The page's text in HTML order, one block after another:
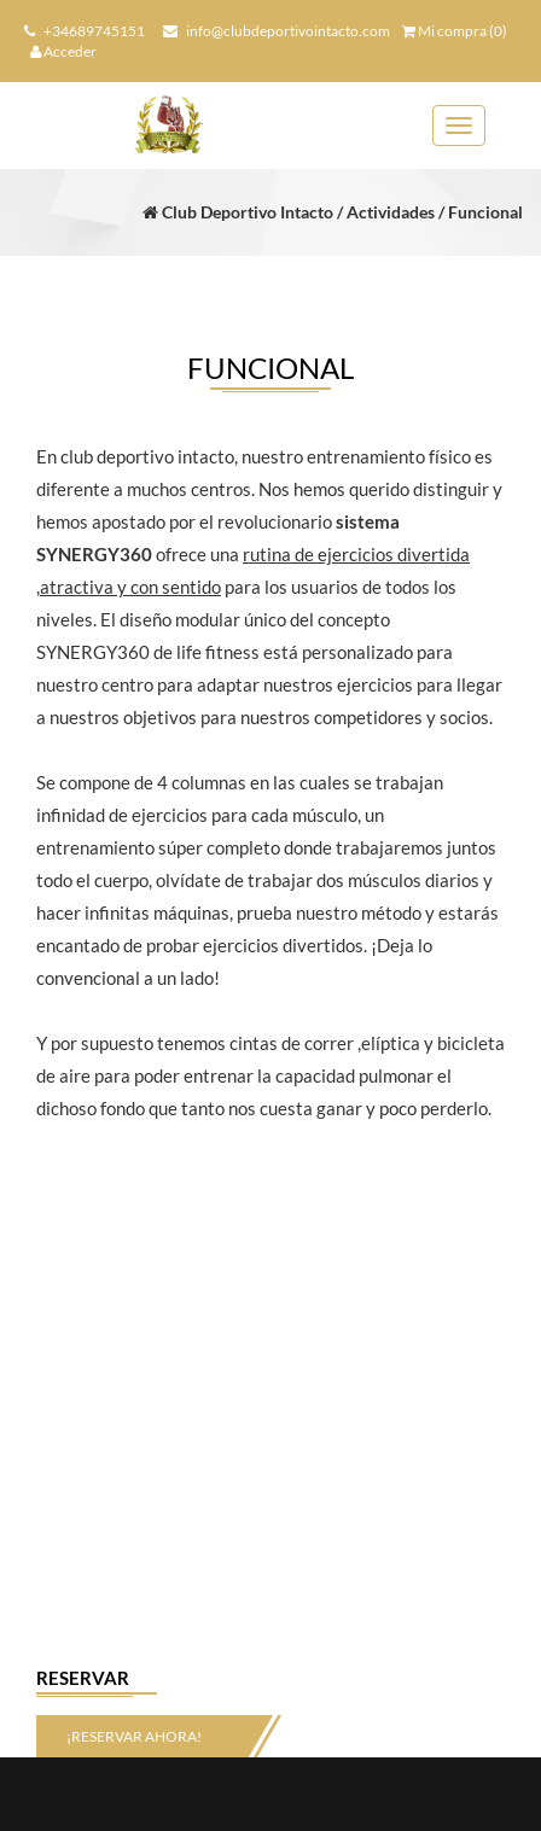
+34689745151 info@clubdeportivointacto.com
Mi compra (0)
Acceder
Toggle
navigation
Club Deportivo Intacto / Actividades / Funcional
FUNCIONAL
En club deportivo intacto, nuestro entrenamiento físico es
diferente a muchos centros. Nos hemos querido distinguir y
hemos apostado por el revolucionariosistema
SYNERGY360ofrece una rutina de ejercicios divertida
,atractiva y con sentido para los usuarios de todos los
niveles. El diseño modular único del concepto
SYNERGY360 de life fitness está personalizado para
nuestro centro para adaptar nuestros ejercicios para llegar
a nuestros objetivos para nuestros competidores y socios.
Se compone de 4 columnas en las cuales se trabajan
infinidad de ejercicios para cada músculo, un
entrenamiento súper completo donde trabajaremos juntos
todo el cuerpo, olvídate de trabajar dos músculos diarios y
hacer infinitas máquinas, prueba nuestro método y estarás
encantado de probar ejercicios divertidos. ¡Deja lo
convencional a un lado!
Y por supuesto tenemos cintas de correr ,elíptica y bicicleta
de aire para poder entrenar la capacidad pulmonar el
dichoso fondo que tanto nos cuesta ganar y poco perderlo.
RESERVAR
¡RESERVAR AHORA!